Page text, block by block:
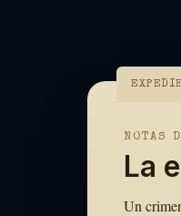
NOTAS
La
Un